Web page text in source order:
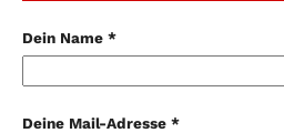
Dein Name *
Deine Mail-Adresse *